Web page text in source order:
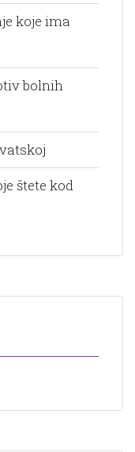
koje ima
bolnih
štete kod